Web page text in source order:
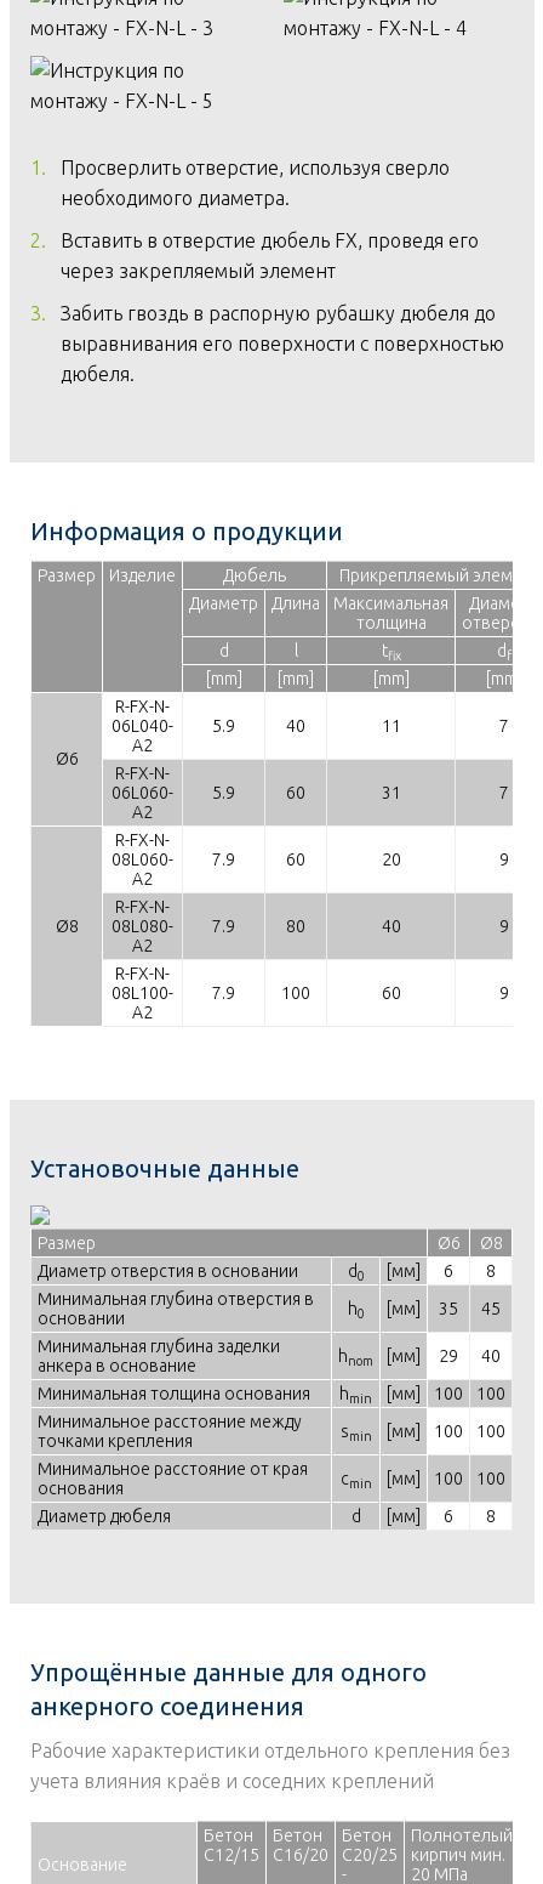
Просверлить отверстие, используя сверло
необходимого диаметра.
Вставить в отверстие дюбель FX, проведя его
через закрепляемый элемент
Забить гвоздь в распорную рубашку дюбеля до
выравнивания его поверхности с поверхностью
дюбеля.
Информация о продукции
Размер Изделие Дюбель
Прикрепляемый элемент
Диаметр
Длина
Максимальная
толщина
Диаметр
d
l tfix df
[mm] [mm] [mm] [mm]
Ø6
R-FX-N-
06L040-
A2
5.9 40 11 7
R-FX-N-
06L060-
A2
5.9 60 31 7
Ø8
R-FX-N-
08L060-
A2
7.9 60 20 9
R-FX-N-
08L080-
A2
7.9 80 40 9
R-FX-N-
08L100-
A2
7.9 100 60 9
Установочные данные
Размер Ø6
Ø8
Диаметр отверстия в основании
d0 [мм] 6
8
Минимальная глубина отверстия в
основании
h0 [мм] 35
45
Минимальная глубина заделки
анкера в основание
hnom [мм] 29
40
Минимальная толщина основания
hmin [мм] 100
100
Минимальное расстояние между
точками крепления
smin [мм] 100
100
Минимальное расстояние от края
основания
cmin [мм] 100
100
Диаметр дюбеля
d [мм] 6 8
Упрощённые данные для одного
анкерного соединения
Рабочие характеристики отдельного крепления без
учета влияния краёв и соседних креплений
Основание
Бетон
С12/15
Бетон
С16/20
Бетон
С20/25
-
Полнотелый
кирпич мин.
20 МПа